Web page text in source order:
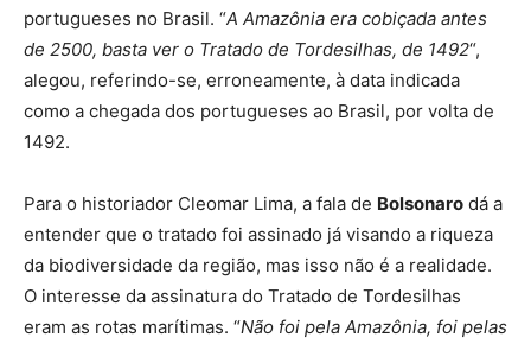
portugueses no Brasil. “A Amazônia era cobiçada antes
de 2500, basta ver o Tratado de Tordesilhas, de 1492“,
alegou, referindo-se, erroneamente, à data indicada
como a chegada dos portugueses ao Brasil, por volta de
1492.
Para o historiador Cleomar Lima, a fala de Bolsonaro dá a
entender que o tratado foi assinado já visando a riqueza
da biodiversidade da região, mas isso não é a realidade.
O interesse da assinatura do Tratado de Tordesilhas
eram as rotas marítimas. “Não foi pela Amazônia, foi pelas